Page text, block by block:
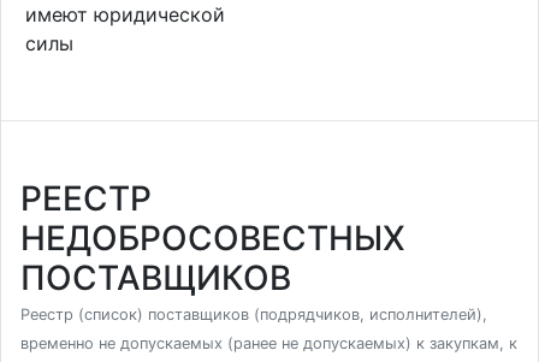
имеют юридической
силы
РЕЕСТР
НЕДОБРОСОВЕСТНЫХ
ПОСТАВЩИКОВ
Реестр (список) поставщиков (подрядчиков, исполнителей),
временно не допускаемых (ранее не допускаемых) к закупкам, к